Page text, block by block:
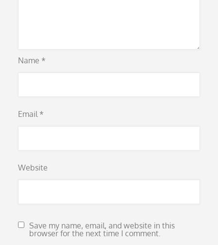
Name *
Email *
Website
Save my name, email, and website in this
browser for the next time I comment.